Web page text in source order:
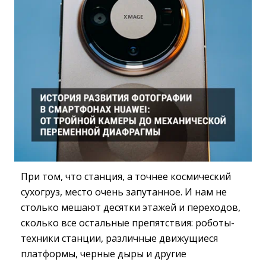
При том, что станция, а точнее космический
сухогруз, место очень запутанное. И нам не
столько мешают десятки этажей и переходов,
сколько все остальные препятствия: роботы-
техники станции, различные движущиеся
платформы, черные дыры и другие